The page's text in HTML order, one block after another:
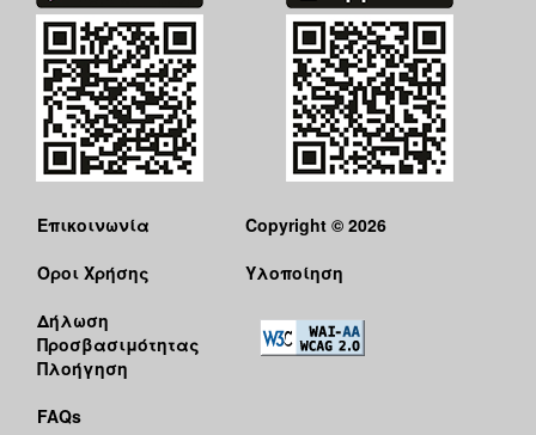
Επικοινωνία
Όροι Χρήσης
Δήλωση
Προσβασιμότητας
Πλοήγηση
FAQs
Copyright © 2026
Υλοποίηση